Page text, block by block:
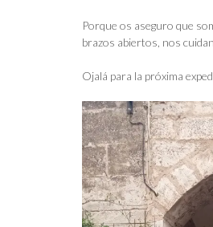
Porque os aseguro que
brazos abiertos, nos
Ojalá para la próxima